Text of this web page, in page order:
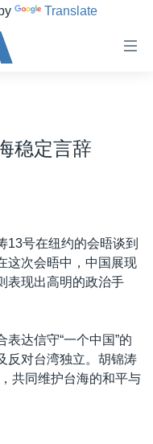
Translate
稳定言辞
13号在纽约的会晤谈到
这次会晤中，中国展现
表现出高明的政治手
达信守“一个中国”的
反对台湾独立。胡锦涛
共同维护台海的和平与